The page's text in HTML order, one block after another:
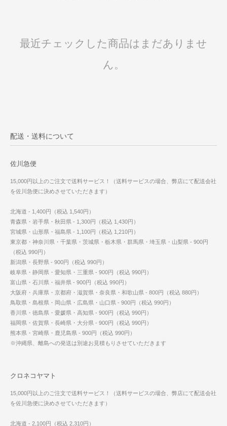
最近チェックした商品はまだありませ
ん。
配送・送料について
佐川急便
15,000円以上のご注文で送料サービス！（送料サービスの場合、弊店にて配送会社
を佐川急便に決めさせていただきます）
北海道 - 1,400円（税込 1,540円）
青森県・岩手県・秋田県 - 1,300円（税込 1,430円）
宮城県・山形県・福島県 - 1,100円（税込 1,210円）
東京都・神奈川県・千葉県・茨城県・栃木県・群馬県・埼玉県・山梨県 - 900円
（税込 990円）
新潟県・長野県 - 900円（税込 990円）
岐阜県・静岡県・愛知県・三重県 - 900円（税込 990円）
富山県・石川県・福井県 - 900円（税込 990円）
大阪府・兵庫県・京都府・滋賀県・奈良県・和歌山県 - 800円（税込 880円）
鳥取県・島根県・岡山県・広島県・山口県 - 900円（税込 990円）
香川県・徳島県・愛媛県・高知県 - 900円（税込 990円）
福岡県・佐賀県・長崎県・大分県 - 900円（税込 990円）
熊本県・宮崎県・鹿児島県 - 900円（税込 990円）
※沖縄県、離島への発送は別途お見積もりさせていただきます
クロネコヤマト
15,000円以上のご注文で送料サービス！（送料サービスの場合、弊店にて配送会社
を佐川急便に決めさせていただきます）
北海道 - 2,100円（税込 2,310円）